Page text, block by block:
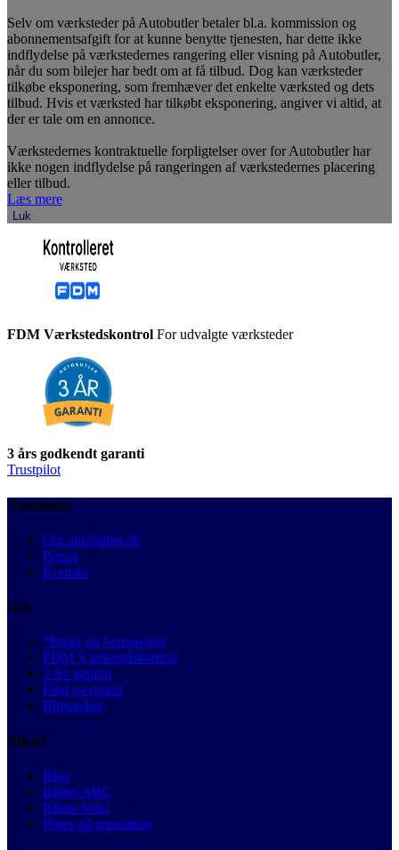
Selv om værksteder på Autobutler betaler bl.a. kommission og
abonnementsafgift for at kunne benytte tjenesten, har dette ikke
indflydelse på værkstedernes rangering eller visning på Autobutler,
når du som bilejer har bedt om at få tilbud. Dog kan værksteder
tilkøbe eksponering, som fremhæver det enkelte værksted og dets
tilbud. Hvis et værksted har tilkøbt eksponering, angiver vi altid, at
der er tale om en annonce.
Værkstedernes kontraktuelle forpligtelser over for Autobutler har
ikke nogen indflydelse på rangeringen af værkstedernes placering
eller tilbud.
Læs mere
Luk
FDM Værkstedskontrol For udvalgte værksteder
3 års godkendt garanti
Trustpilot
Autobutler
Om autobutler.dk
Presse
Kontakt
Info
*Priser og besparelser
FDM Værkstedskontrol
3 års garanti
Find værksted
Bilmærker
Bilråd
Blog
Bilens ABC
Bilens Wiki
Priser på reparation